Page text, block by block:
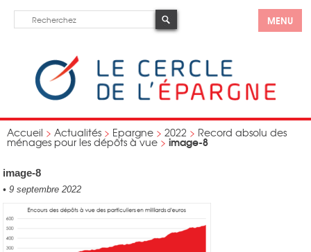
MENU
Accueil > Actualités > Epargne > 2022 > Record absolu des
ménages pour les dépôts à vue > image-8
image-8
• 9 septembre 2022